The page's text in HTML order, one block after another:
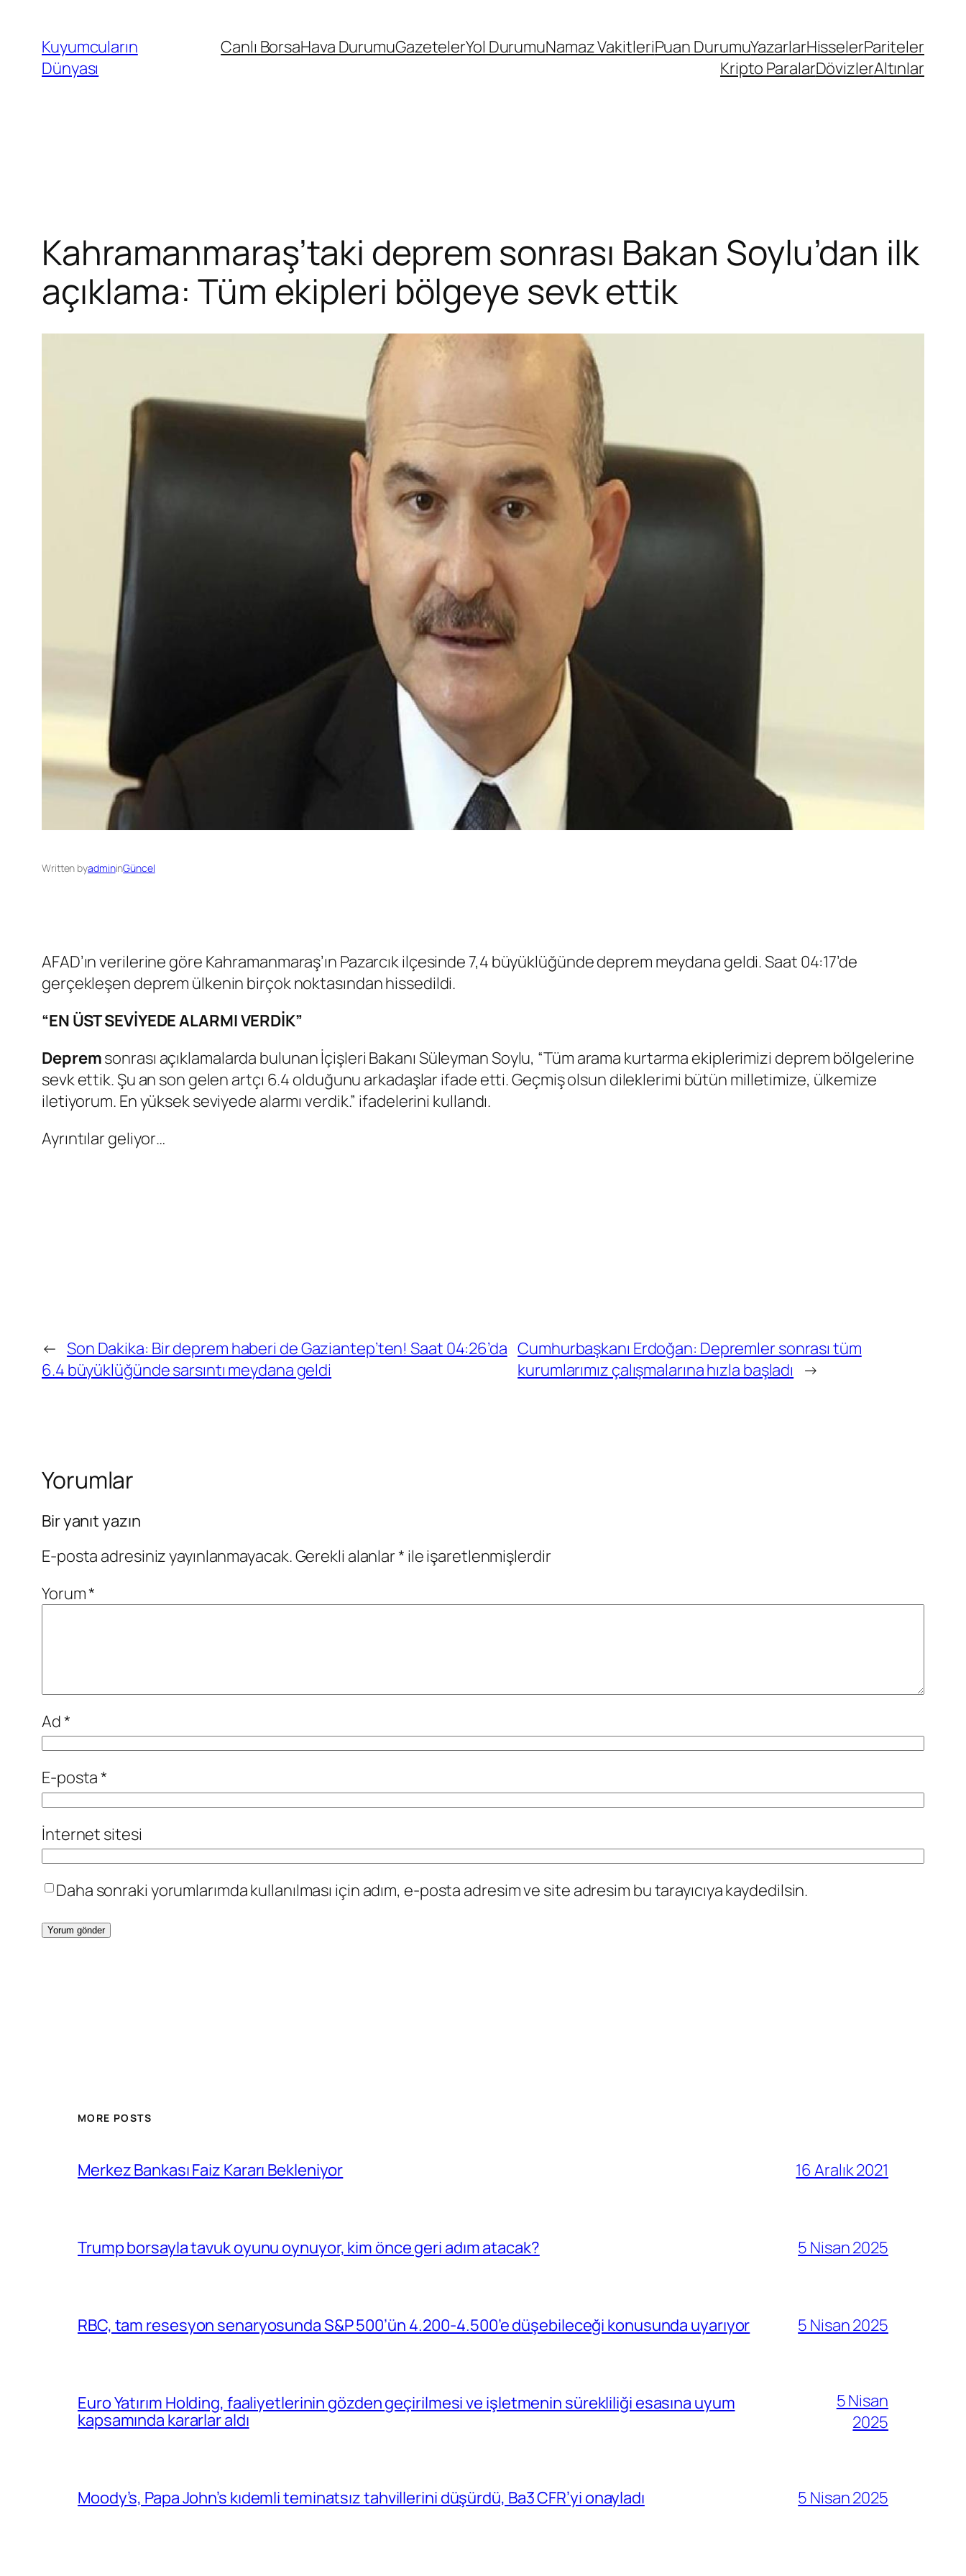
Kuyumcuların
Dünyası
Canlı BorsaHava DurumuGazetelerYol DurumuNamaz VakitleriPuan DurumuYazarlarHisselerPariteler
Kripto ParalarDövizlerAltınlar
Kahramanmaraş’taki deprem sonrası Bakan Soylu’dan ilk
açıklama: Tüm ekipleri bölgeye sevk ettik
Written byadmininGüncel
AFAD’ın verilerine göre Kahramanmaraş’ın Pazarcık ilçesinde 7,4 büyüklüğünde deprem meydana geldi. Saat 04:17’de
gerçekleşen deprem ülkenin birçok noktasından hissedildi.
“EN ÜST SEVİYEDE ALARMI VERDİK”
Depremsonrası açıklamalarda bulunan İçişleri Bakanı Süleyman Soylu, “Tüm arama kurtarma ekiplerimizi deprem bölgelerine
sevk ettik. Şu an son gelen artçı 6.4 olduğunu arkadaşlar ifade etti. Geçmiş olsun dileklerimi bütün milletimize, ülkemize
iletiyorum. En yüksek seviyede alarmı verdik.” ifadelerini kullandı.
Ayrıntılar geliyor…
← Son Dakika: Bir deprem haberi de Gaziantep’ten! Saat 04:26’da
6.4 büyüklüğünde sarsıntı meydana geldi
Cumhurbaşkanı Erdoğan: Depremler sonrası tüm
kurumlarımız çalışmalarına hızla başladı →
Yorumlar
Bir yanıt yazın
E-posta adresiniz yayınlanmayacak.Gerekli alanlar* ile işaretlenmişlerdir
Yorum*
Ad*
E-posta*
İnternet sitesi
Daha sonraki yorumlarımda kullanılması için adım, e-posta adresim ve site adresim bu tarayıcıya kaydedilsin.
MORE POSTS
Merkez Bankası Faiz Kararı Bekleniyor 16 Aralık 2021
Trump borsayla tavuk oyunu oynuyor, kim önce geri adım atacak? 5 Nisan 2025
RBC, tam resesyon senaryosunda S&P 500’ün 4.200-4.500’e düşebileceği konusunda uyarıyor 5 Nisan 2025
Euro Yatırım Holding, faaliyetlerinin gözden geçirilmesi ve işletmenin sürekliliği esasına uyum
kapsamında kararlar aldı
5 Nisan
2025
Moody’s, Papa John’s kıdemli teminatsız tahvillerini düşürdü, Ba3 CFR’yi onayladı 5 Nisan 2025